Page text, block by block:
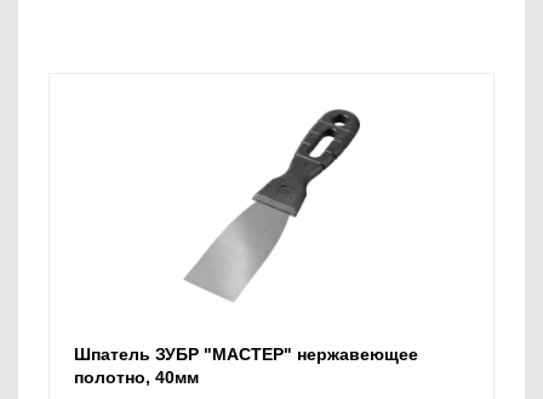
Шпатель ЗУБР "МАСТЕР" нержавеющее
полотно, 40мм